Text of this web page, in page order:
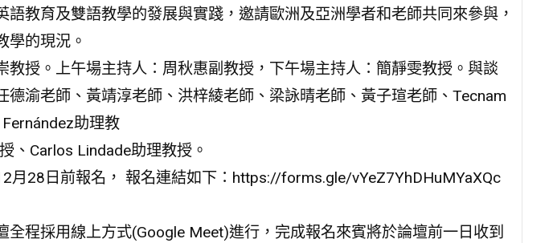
語教育及雙語教學的發展與實踐，邀請歐洲及亞洲學者和老師共同來參與，
學的現況。
教授。上午場主持人：周秋惠副教授，下午場主持人：簡靜雯教授。與談
德渝老師、黃靖淳老師、洪梓綾老師、梁詠晴老師、黃子瑄老師、Tecnam
助理教
、Carlos Lindade助理教授。
月28日前報名， 報名連結如下：https://forms.gle/vYeZ7YhDHuMYaXQc
全程採用線上方式(Google Meet)進行，完成報名來賓將於論壇前一日收到